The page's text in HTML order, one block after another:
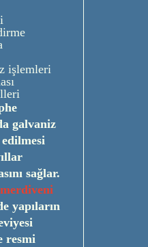
işlemleri
galvaniz
sağlar.
yapıların
resmi